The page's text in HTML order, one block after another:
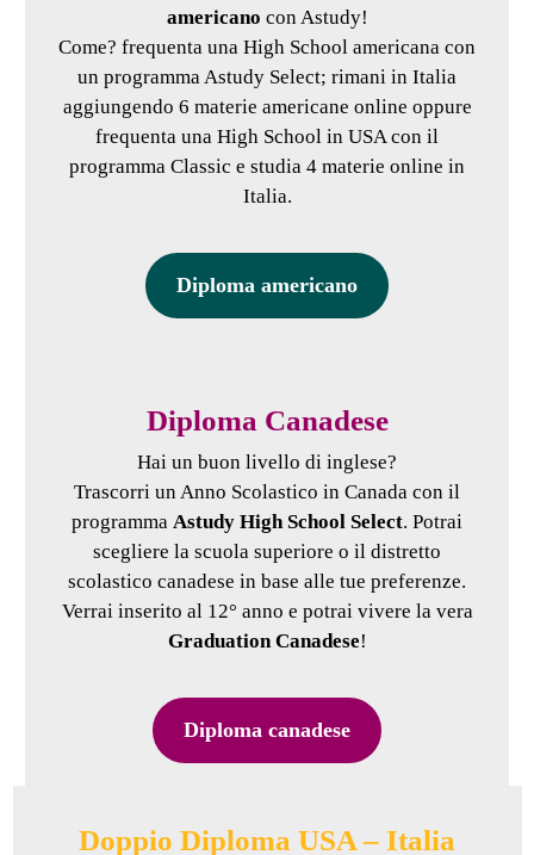
americano con Astudy!
Come? frequenta una High School americana con
un programma Astudy Select; rimani in Italia
aggiungendo 6 materie americane online oppure
frequenta una High School in USA con il
programma Classic e studia 4 materie online in
Italia.
Diploma americano
Diploma Canadese
Hai un buon livello di inglese?
Trascorri un Anno Scolastico in Canada con il
programma Astudy High School Select. Potrai
scegliere la scuola superiore o il distretto
scolastico canadese in base alle tue preferenze.
Verrai inserito al 12° anno e potrai vivere la vera
Graduation Canadese!
Diploma canadese
Doppio Diploma USA – Italia